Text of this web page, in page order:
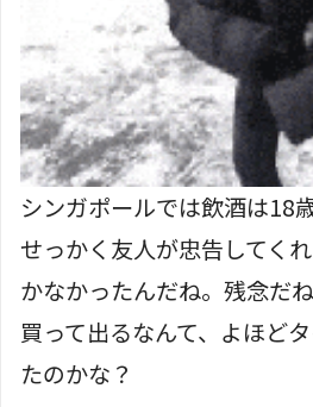
シンガポールでは飲酒は18
せっかく友人が忠告してく
かなかったんだね。残念だ
買って出るなんて、よほど
たのかな？